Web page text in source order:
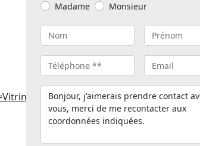
Madame Monsieur